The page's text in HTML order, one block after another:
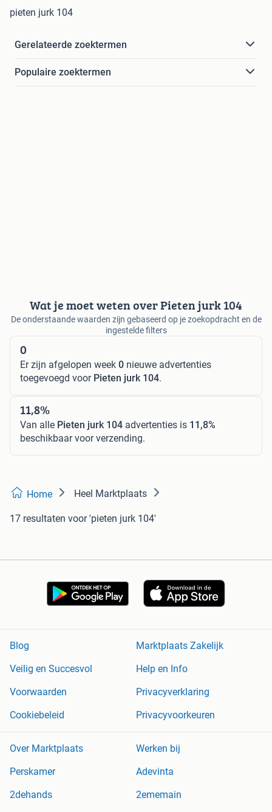
pieten jurk 104
Gerelateerde zoektermen
Populaire zoektermen
Wat je moet weten over Pieten jurk 104
De onderstaande waarden zijn gebaseerd op je zoekopdracht en de
ingestelde filters
0
Er zijn afgelopen week 0 nieuwe advertenties
toegevoegd voor Pieten jurk 104.
11,8%
Van alle Pieten jurk 104 advertenties is 11,8%
beschikbaar voor verzending.
Home Heel Marktplaats
17 resultaten voor 'pieten jurk 104'
Blog
Marktplaats Zakelijk
Veilig en Succesvol
Help en Info
Voorwaarden
Privacyverklaring
Cookiebeleid
Privacyvoorkeuren
Over Marktplaats
Werken bij
Perskamer
Adevinta
2dehands
2ememain